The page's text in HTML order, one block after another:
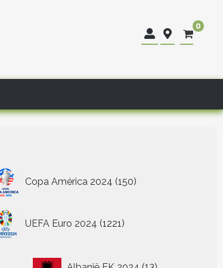
0
Copa América 2024 150
producten
UEFA Euro 2024 1221
producten
13